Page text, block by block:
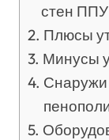
стен ППУ
Плюсы
Минусы
Снаружи